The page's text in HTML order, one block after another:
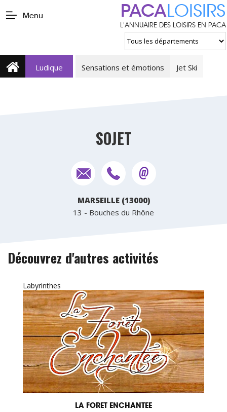
Menu PACALOISIRS
L'ANNUAIRE DES LOISIRS EN PACA
Ludique Sensations et émotions Jet Ski
SOJET
MARSEILLE (13000)
13 - Bouches du Rhône
Découvrez d'autres activités
Labyrinthes
LA FORET ENCHANTEE